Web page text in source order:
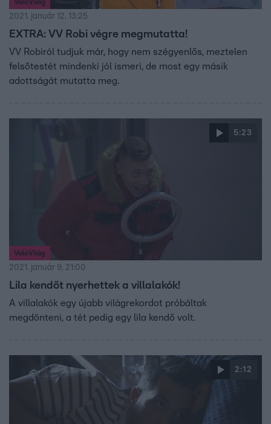
ValóVilág
2021. január 12. 13:25
EXTRA: VV Robi végre megmutatta!
VV Robiról tudjuk már, hogy nem szégyenlős, meztelen
felsőtestét mindenki jól ismeri, de most egy másik
adottságát mutatta meg.
5:23
ValóVilág
2021. január 9. 21:00
Lila kendőt nyerhettek a villalakók!
A villalakók egy újabb világrekordot próbáltak
megdönteni, a tét pedig egy lila kendő volt.
2:12